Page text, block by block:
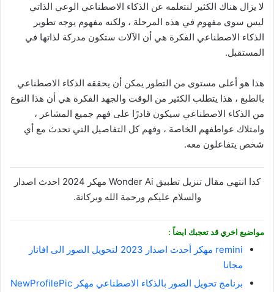
لا يزال هناك الكثير لنتعلمه عن الذكاء الاصطناعي الوعي الذاتي
ليس سوى مفهوم في هذه المرحلة ، ولكنه مفهوم يوجه تطوير
الذكاء الاصطناعي الفكرة هي أن الآلات ستكون مدركة لذاتها في
المستقبل.
هذا هو أعلى مستوى من التطور يمكن أن يحققه الذكاء الاصطناعي
بالطبع ، هذا يتطلب الكثير من الوقت والجهد الفكرة هي أن هذا النوع
من الذكاء الاصطناعي سيكون قادرًا على فهم جميع المشاعر ،
وامتلاك عواطفهم الخاصة ، وفهم كل التفاصيل التي تحدث مع أي
شخص يتفاعلون معه.
كدا انتهي مقال تنزيل تطبيق Wonder Ai مهكر 2024 احدث اصدار
والسلام عليكم ورحمة الله وبركاتة.
مواضيع اخري قد تعجبك ايضاً :
remini مهكر أحدث اصدار 2023 لتحويل الصور الى افاتار
مجانا
برنامج تحويل الصور بالذكاء الاصطناعي مهكر NewProfilePic